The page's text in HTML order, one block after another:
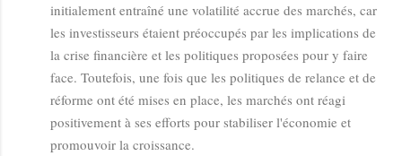
initialement entraîné une volatilité accrue des marchés, car
les investisseurs étaient préoccupés par les implications de
la crise financière et les politiques proposées pour y faire
face. Toutefois, une fois que les politiques de relance et de
réforme ont été mises en place, les marchés ont réagi
positivement à ses efforts pour stabiliser l'économie et
promouvoir la croissance.